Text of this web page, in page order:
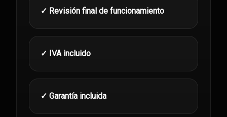
✓ Revisión final de funcionamiento
✓ IVA incluido
✓ Garantía incluida